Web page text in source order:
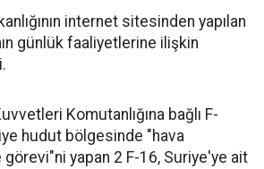
internet sitesinden yapılan
günlük faaliyetlerine ilişkin
Komutanlığına bağlı F-
hudut bölgesinde "hava
yapan 2 F-16, Suriye'ye ait